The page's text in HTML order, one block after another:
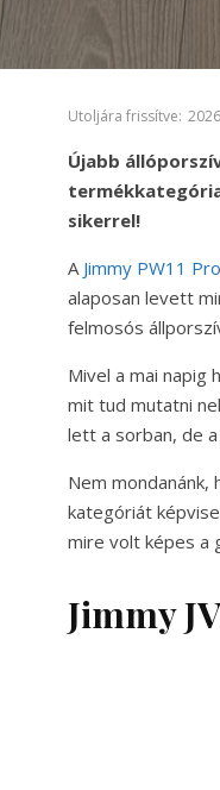
Utoljára frissítve:
Újabb
sikerrel!
A Jimmy PW11
alaposan levett
felmosós
Mivel a mai napig
mit tud mutatni
lett a sorban, de
Nem
kategóriát
mire volt képes a
Jimmy